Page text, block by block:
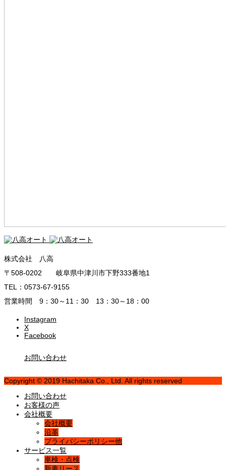
株式会社 八高
〒508-0202 岐阜県中津川市下野333番地1
TEL：0573-67-9155
営業時間 9：30～11：30 13：30～18：00
Instagram
X
Facebook
お問い合わせ
Copyright © 2019 Hachitaka Co., Ltd. All rights reserved
お問い合わせ
お客様の声
会社概要
会社概要
沿革
プライバシーポリシー他
サービス一覧
車検・点検